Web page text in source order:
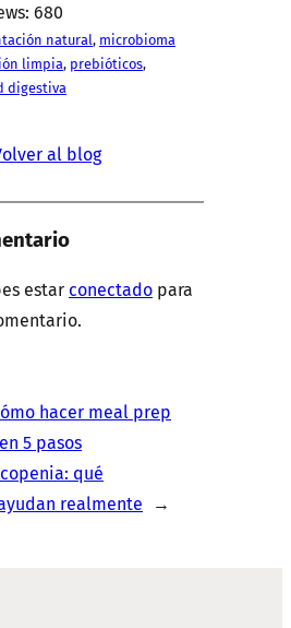
680
natural, microbioma
limpia, prebióticos
digestiva
al blog
estar conectado para
hacer meal prep
5 pasos
qué
realmente
→